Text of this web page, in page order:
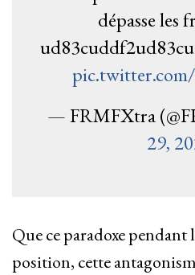
dépasse les
— FRMFXtra
29,
Que ce paradoxe
position, cette